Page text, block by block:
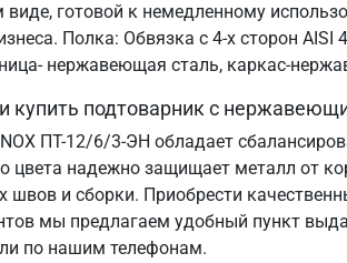
виде, готовой к немедленному
Полка: Обвязка с 4-х сторон
нержавеющая сталь, каркас-
купить подтоварник с
ПТ-12/6/3-ЭН обладает
цвета надежно защищает металл от
швов и сборки. Приобрести
мы предлагаем удобный пункт
по нашим телефонам.